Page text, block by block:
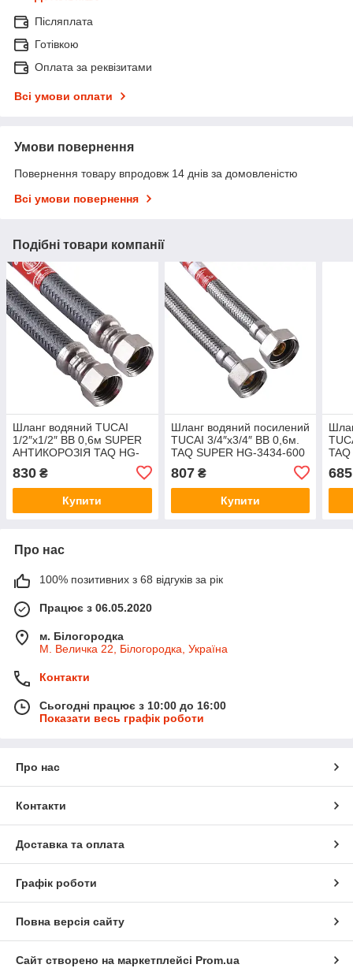
Післяплата
Готівкою
Оплата за реквізитами
Всі умови оплати
Умови повернення
Повернення товару впродовж 14 днів за домовленістю
Всі умови повернення
Подібні товари компанії
Шланг водяний TUCAI
1/2″x1/2″ ВВ 0,6м SUPER
АНТИКОРОЗІЯ TAQ HG-
830 ₴
Купити
Шланг водяний посилений
TUCAI 3/4″x3/4″ ВВ 0,6м.
TAQ SUPER HG-3434-600
807₴
Купити
685
Про нас
100% позитивних з 68 відгуків за рік
Працює з 06.05.2020
м. Білогородка
М. Величка 22, Білогородка, Україна
Контакти
Сьогодні працює з 10:00 до 16:00
Показати весь графік роботи
Про нас
Контакти
Доставка та оплата
Графік роботи
Повна версія сайту
Сайт створено на маркетплейсі Prom.ua